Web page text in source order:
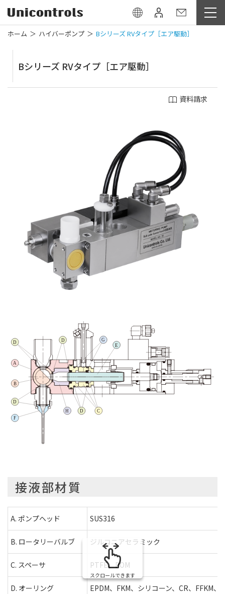
ホーム ハイバーポンプ Bシリーズ RVタイプ［エア駆動］
Bシリーズ RVタイプ［エア駆動］
資料請求
接液部材質
A. ポンプヘッド SUS316
B. ロータリーバルブ ジルコニアセラミック
C. スペーサ PTFE、POM
D. オーリング EPDM、FKM、シリコーン、CR、FFKM
スクロールできます